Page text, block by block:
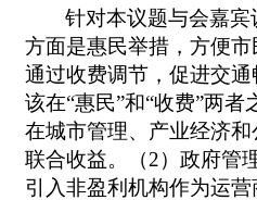
针对本议题与会嘉
方面是惠民举措，方便
通过收费调节，促进交
该在“惠民”和“收费”两者
在城市管理、产业经济
联合收益。（2）政府管
引入非盈利机构作为运